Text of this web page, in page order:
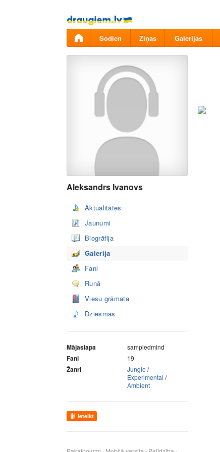
Pāriet
uz
saturu
Šodien Ziņas Galerijas
Aleksandrs Ivanovs
Aktualitātes
Jaunumi
Biogrāfija
Galerija
Fani
Runā
Viesu grāmata
Dziesmas
Mājaslapa sampledmind
Fani 19
Žanri Jungle /
Experimental /
Ambient
Ieteikt